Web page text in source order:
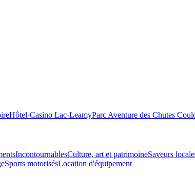
Hôtel-Casino Lac-LeamyParc Aventure des Chutes
IncontournablesCulture, art et patrimoineSaveurs
Sports motorisésLocation d'équipement